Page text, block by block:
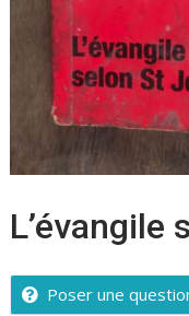
L’évangile
Poser une